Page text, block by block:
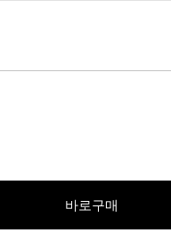
바로구매